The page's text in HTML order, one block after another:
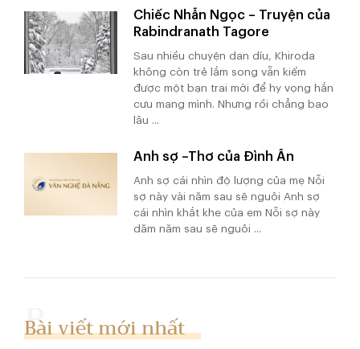
Chiếc Nhẫn Ngọc – Truyện của
Rabindranath Tagore
Sau nhiều chuyện dan díu, Khiroda
không còn trẻ lắm song vẫn kiếm
được một bạn trai mới để hy vọng hắn
cưu mang mình. Nhưng rồi chẳng bao
lâu ...
Anh sợ –Thơ của Đình Ân
Anh sợ cái nhìn độ lượng của mẹ Nỗi
sợ này vài năm sau sẽ nguôi Anh sợ
cái nhìn khắt khe của em Nỗi sợ này
dăm năm sau sẽ nguôi ...
Bài viết mới nhất